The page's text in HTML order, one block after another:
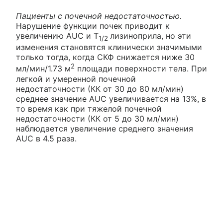
Пациенты с почечной недостаточностью.
Нарушение функции почек приводит к
увеличению AUC и T1/2 лизиноприла, но эти
изменения становятся клинически значимыми
только тогда, когда СКФ снижается ниже 30
мл/мин/1.73 м2 площади поверхности тела. При
легкой и умеренной почечной
недостаточности (КК от 30 до 80 мл/мин)
среднее значение AUC увеличивается на 13%, в
то время как при тяжелой почечной
недостаточности (КК от 5 до 30 мл/мин)
наблюдается увеличение среднего значения
AUC в 4.5 раза.